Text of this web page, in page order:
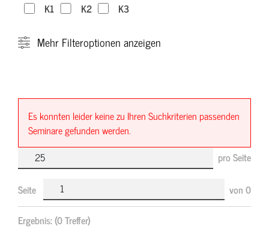
K1
K2 K3
Mehr Filteroptionen anzeigen
Es konnten leider keine zu Ihren Suchkriterien passenden
Seminare gefunden werden.
pro Seite
Seite von0
Ergebnis:(0 Treffer)